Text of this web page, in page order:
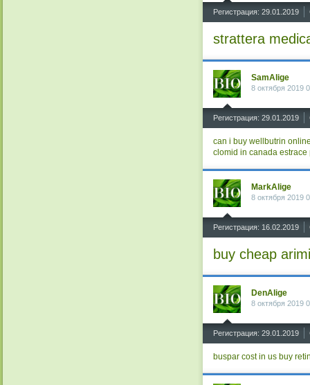
Регистрация: 29.01.2019
strattera
SamAlige
8 октября 2019
Регистрация: 29.01.2019
can i buy wellbutrin
clomid in canada estrace
MarkAlige
8 октября 2019
Регистрация: 16.02.2019
buy cheap
DenAlige
8 октября 2019
Регистрация: 29.01.2019
buspar cost in us buy